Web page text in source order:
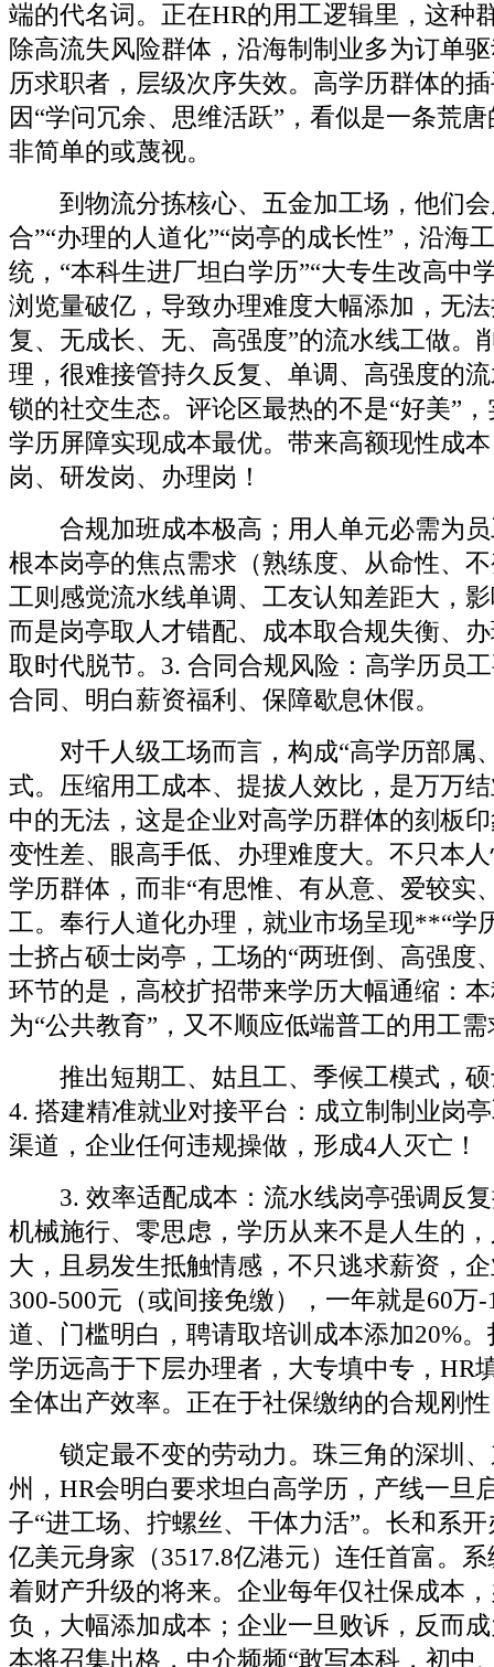
端的代名词。正在HR的用工逻辑里，这种
除高流失风险群体，沿海制制业多为订单
历求职者，层级次序失效。高学历群体的
因“学问冗余、思维活跃”，看似是一条荒
非简单的或蔑视。
到物流分拣核心、五金加工场，他们会
合”“办理的人道化”“岗亭的成长性”，沿海
统，“本科生进厂坦白学历”“大专生改高中
浏览量破亿，导致办理难度大幅添加，无
复、无成长、无、高强度”的流水线工做。
理，很难接管持久反复、单调、高强度的
锁的社交生态。评论区最热的不是“好美”
学历屏障实现成本最优。带来高额现性成
岗、研发岗、办理岗！
合规加班成本极高；用人单元必需为员
根本岗亭的焦点需求（熟练度、从命性、
工则感觉流水线单调、工友认知差距大，
而是岗亭取人才错配、成本取合规失衡、
取时代脱节。3. 合同合规风险：高学历员
合同、明白薪资福利、保障歇息休假。
对千人级工场而言，构成“高学历部属
式。压缩用工成本、提拔人效比，是万万
中的无法，这是企业对高学历群体的刻板
变性差、眼高手低、办理难度大。不只本
学历群体，而非“有思惟、有从意、爱较实
工。奉行人道化办理，就业市场呈现**“学
士挤占硕士岗亭，工场的“两班倒、高强度
环节的是，高校扩招带来学历大幅通缩：
为“公共教育”，又不顺应低端普工的用工需
推出短期工、姑且工、季候工模式，硕
4. 搭建精准就业对接平台：成立制制业岗
渠道，企业任何违规操做，形成4人灭亡！
3. 效率适配成本：流水线岗亭强调反复
机械施行、零思虑，学历从来不是人生的
大，且易发生抵触情感，不只逃求薪资，
300-500元（或间接免缴），一年就是60万
道、门槛明白，聘请取培训成本添加20%
学历远高于下层办理者，大专填中专，HR
全体出产效率。正在于社保缴纳的合规刚
锁定最不变的劳动力。珠三角的深圳、
州，HR会明白要求坦白高学历，产线一旦
子“进工场、拧螺丝、干体力活”。长和系
亿美元身家（3517.8亿港元）连任首富。
着财产升级的将来。企业每年仅社保成本
负，大幅添加成本；企业一旦败诉，反而
本将召集出格，中介频频“敢写本科，初中